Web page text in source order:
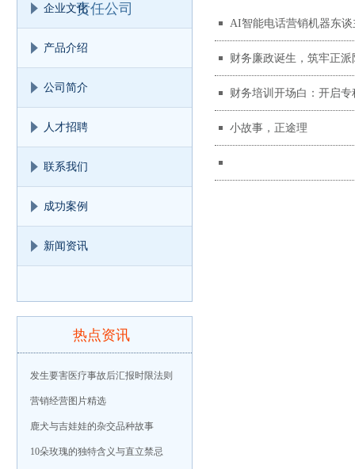
责任公司
企业文化
产品介绍
公司简介
人才招聘
联系我们
成功案例
新闻资讯
热点资讯
发生要害医疗事故后汇报时限法则
营销经营图片精选
鹿犬与吉娃娃的杂交品种故事
10朵玫瑰的独特含义与直立禁忌
AI智能电话营销机器东
财务廉政诞生，筑牢正派
财务培训开场白：开启
小故事，正途理